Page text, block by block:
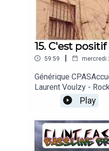
15. C'est
59:59 | mercredi
Générique
Laurent Voulzy -
bouilli des
Dyspraxique Mais
DysSylvia : les
Play